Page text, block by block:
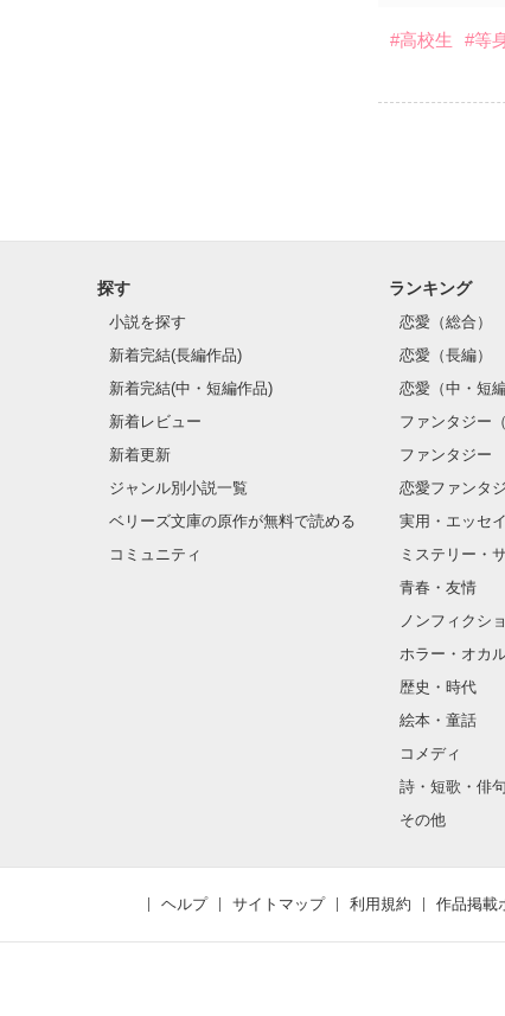
#高校生 #等
探す
小説を探す
新着完結(長編作品)
新着完結(中・短編作品)
新着レビュー
新着更新
ジャンル別小説一覧
ベリーズ文庫の原作が無料で読める
コミュニティ
ランキング
恋愛（総合）
恋愛（長編）
恋愛（中・短編
ファンタジー
ファンタジー
恋愛ファンタ
実用・エッセイ
ミステリー・
青春・友情
ノンフィクシ
ホラー・オカ
歴史・時代
絵本・童話
コメディ
詩・短歌・俳
その他
ヘルプ サイトマップ 利用規約 作品掲載